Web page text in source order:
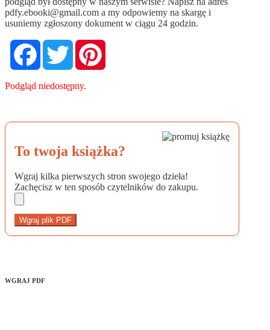
pdfy.ebooki@gmail.com a my odpowiemy na skargę i
usuniemy zgłoszony dokument w ciągu 24 godzin.
FacebookTwitter
Podgląd niedostępny.
To twoja książka?
Wgraj kilka pierwszych stron swojego dzieła!
Zachęcisz w ten sposób czytelników do zakupu.
Wgraj plik PDF
WGRAJ PDF